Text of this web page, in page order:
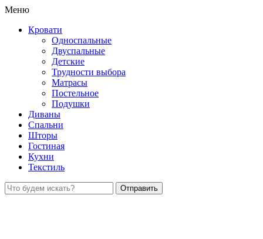
Меню
Кровати
Односпальные
Двуспальные
Детские
Трудности выбора
Матрасы
Постельное
Подушки
Диваны
Спальни
Шторы
Гостиная
Кухни
Текстиль